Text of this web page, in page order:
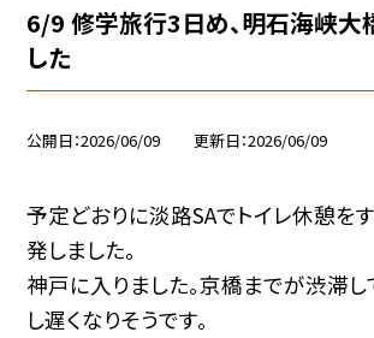
6/9 修学旅行3日め、明石海峡大
した
公開日 2026/06/09 更新日 2026/06/09
予定どおりに淡路SAでトイレ休憩を
発しました。
神戸に入りました。京橋までが渋滞し
し遅くなりそうです。